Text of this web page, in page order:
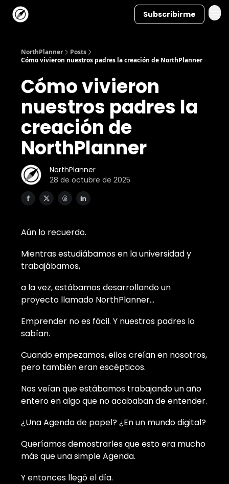
Subscribirme
NorthPlanner
Posts
Cómo vivieron nuestros padres la creación de NorthPlanner
Cómo vivieron
nuestros padres la
creación de
NorthPlanner
NorthPlanner
28 de octubre de 2025
Aún lo recuerdo.
Mientras estudiábamos en la universidad y
trabajábamos,
a la vez, estábamos desarrollando un
proyecto llamado NorthPlanner…
Emprender no es fácil. Y nuestros padres lo
sabían.
Cuando empezamos, ellos creían en nosotros,
pero también eran escépticos.
Nos veían que estábamos trabajando un año
entero en algo que no acababan de entender.
¿Una Agenda de papel? ¿En un mundo digital?
Queríamos demostrarles que esto era mucho
más que una simple Agenda.
Y entonces llegó el día.